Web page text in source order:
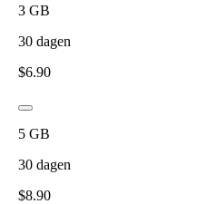
3 GB
30 dagen
$6.90
5 GB
30 dagen
$8.90